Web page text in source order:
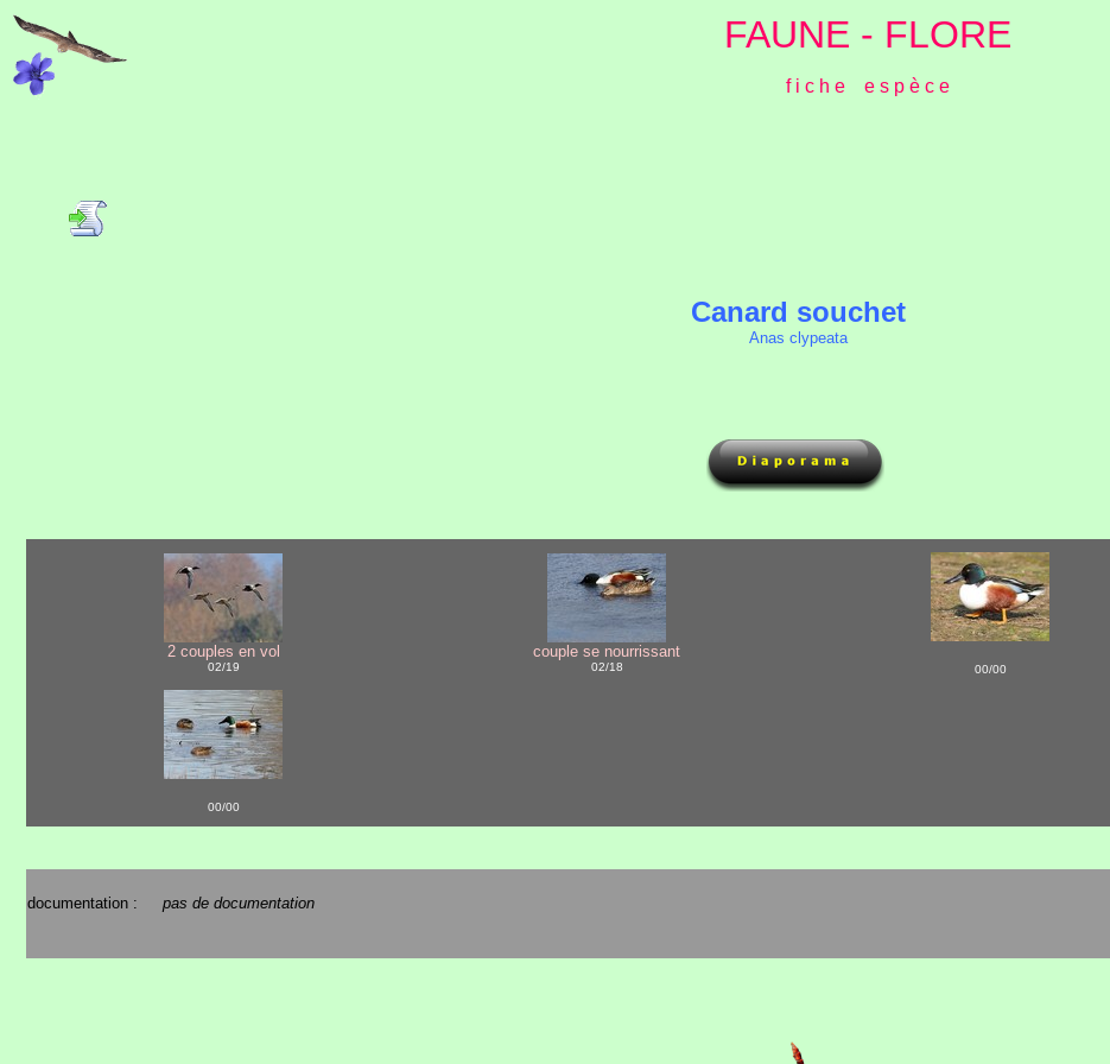
FAUNE - FLORE
f i c h e e s p è c e
Canard souchet
Anas clypeata
2 couples en vol
02/19
couple se nourrissant
02/18 00/00
00/00
documentation : pas de documentation